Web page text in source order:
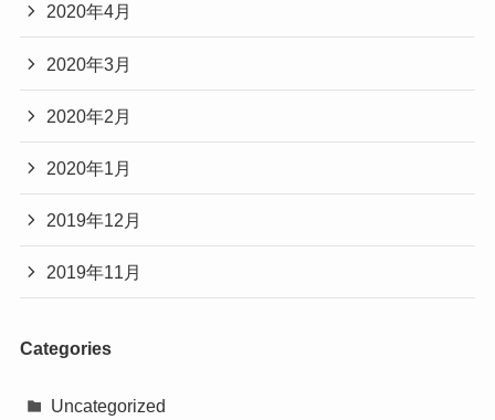
2020年4月
2020年3月
2020年2月
2020年1月
2019年12月
2019年11月
Categories
Uncategorized